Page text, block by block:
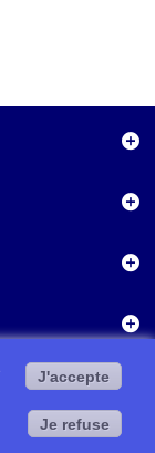
J'accepte
Je refuse